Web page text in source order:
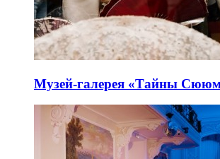
Музей-галерея «Тайны